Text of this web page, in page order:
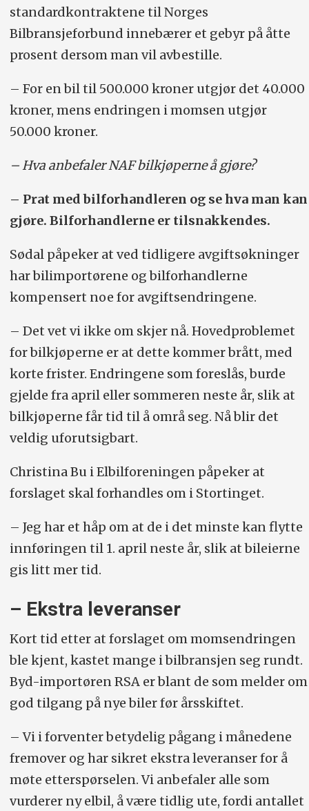
standardkontraktene til Norges
Bilbransjeforbund innebærer et gebyr på åtte
prosent dersom man vil avbestille.
– For en bil til 500.000 kroner utgjør det 40.000
kroner, mens endringen i momsen utgjør
50.000 kroner.
– Hva anbefaler NAF bilkjøperne å gjøre?
– Prat med bilforhandleren og se hva man kan
gjøre. Bilforhandlerne er tilsnakkendes.
Sødal påpeker at ved tidligere avgiftsøkninger
har bilimportørene og bilforhandlerne
kompensert noe for avgiftsendringene.
– Det vet vi ikke om skjer nå. Hovedproblemet
for bilkjøperne er at dette kommer brått, med
korte frister. Endringene som foreslås, burde
gjelde fra april eller sommeren neste år, slik at
bilkjøperne får tid til å områ seg. Nå blir det
veldig uforutsigbart.
Christina Bu i Elbilforeningen påpeker at
forslaget skal forhandles om i Stortinget.
– Jeg har et håp om at de i det minste kan flytte
innføringen til 1. april neste år, slik at bileierne
gis litt mer tid.
– Ekstra leveranser
Kort tid etter at forslaget om momsendringen
ble kjent, kastet mange i bilbransjen seg rundt.
Byd-importøren RSA er blant de som melder om
god tilgang på nye biler før årsskiftet.
– Vi i forventer betydelig pågang i månedene
fremover og har sikret ekstra leveranser for å
møte etterspørselen. Vi anbefaler alle som
vurderer ny elbil, å være tidlig ute, fordi antallet